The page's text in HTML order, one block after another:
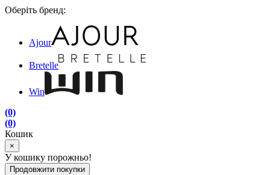
Оберіть бренд:
Ajour
Bretelle
Win
(0)
(0)
Кошик
×
У кошику порожньо!
Продовжити покупки